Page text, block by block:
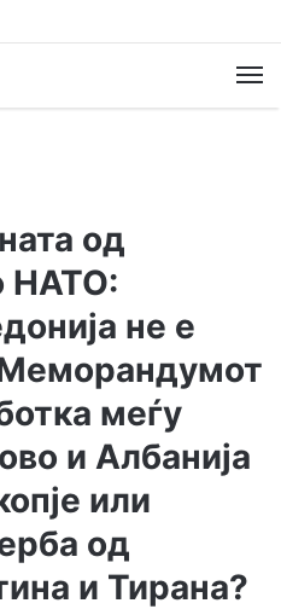
од
НАТО:
не е
меѓу
и Албанија
или
од
и Тирана?